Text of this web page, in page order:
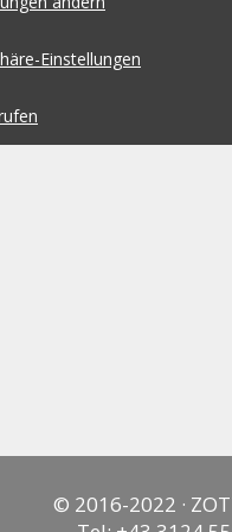
Einstellungen
© 2016-2022 ·